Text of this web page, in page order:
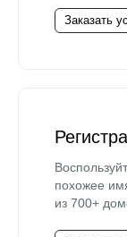
Заказать
похожее
из 700+